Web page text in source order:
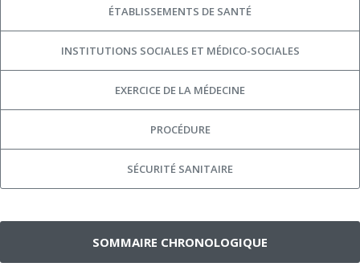
ÉTABLISSEMENTS DE SANTÉ
INSTITUTIONS SOCIALES ET MÉDICO-SOCIALES
EXERCICE DE LA MÉDECINE
PROCÉDURE
SÉCURITÉ SANITAIRE
SOMMAIRE CHRONOLOGIQUE